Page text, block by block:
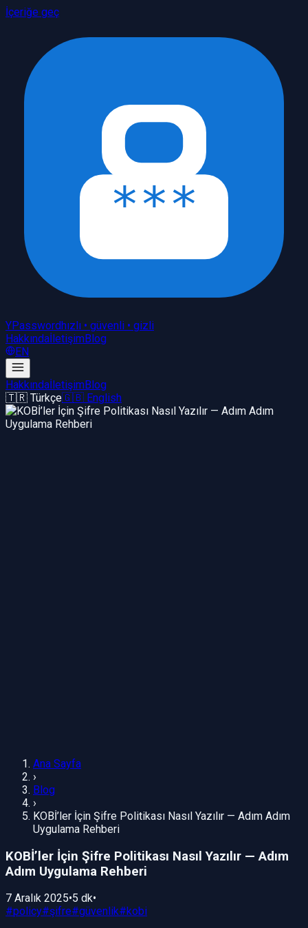
İçeriğe geç
YPasswordhızlı • güvenli • gizli
HakkındaİletişimBlog
EN
HakkındaİletişimBlog
🇹🇷 Türkçe🇬🇧 English
Ana Sayfa
›
Blog
›
KOBİ’ler İçin Şifre Politikası Nasıl Yazılır — Adım Adım
Uygulama Rehberi
KOBİ’ler İçin Şifre Politikası Nasıl Yazılır — Adım
Adım Uygulama Rehberi
7 Aralık 2025•5 dk•
#policy#şifre#güvenlik#kobi